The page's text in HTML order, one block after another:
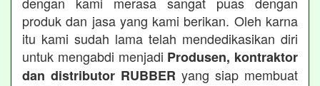
produk dan jasa yang kami berikan. Oleh karna
itu kami sudah lama telah mendedikasikan diri
untuk mengabdi menjadi Produsen, kontraktor
dan distributor RUBBER yang siap membuat